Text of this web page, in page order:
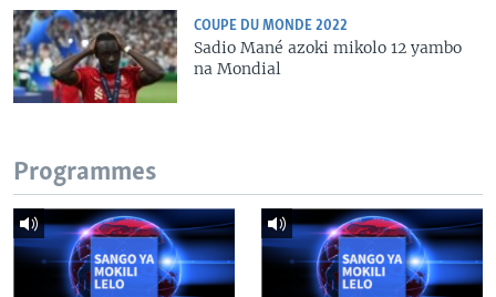
COUPE DU MONDE 2022
Sadio Mané azoki mikolo 12 yambo
na Mondial
Programmes